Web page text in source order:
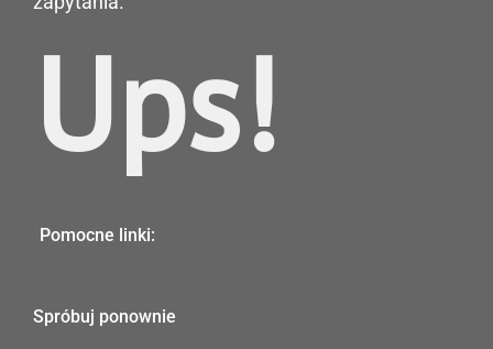
Ups!
Pomocne linki:
Spróbuj ponownie